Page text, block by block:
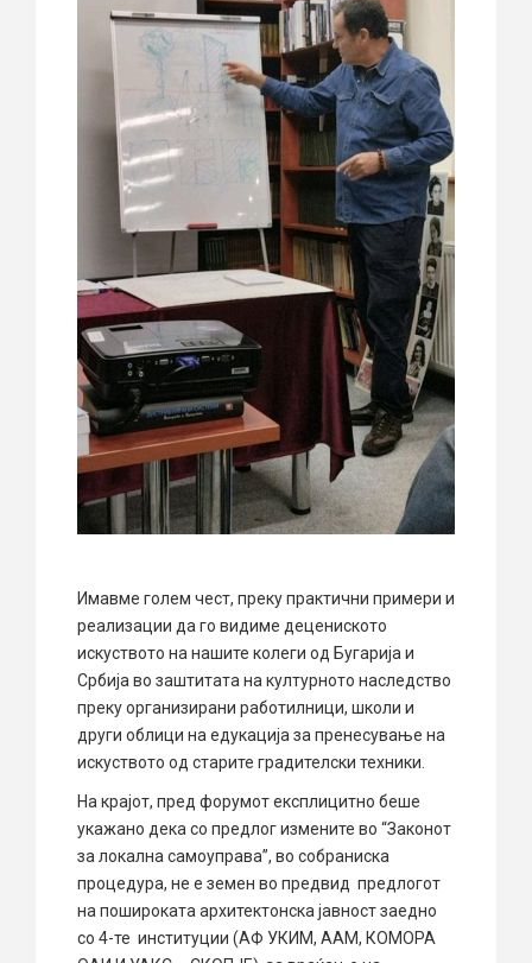
Имавме голем чест, преку практични примери и
реализации да го видиме децениското
искуството на нашите колеги од Бугарија и
Србија во заштитата на културното наследство
преку организирани работилници, школи и
други облици на едукација за пренесување на
искуството од старите градителски техники.
На крајот, пред форумот експлицитно беше
укажано дека со предлог измените во “Законот
за локална самоуправа”, во собраниска
процедура, не е земен во предвид предлогот
на пошироката архитектонска јавност заедно
со 4-те институции (АФ УКИМ, ААМ, КОМОРА